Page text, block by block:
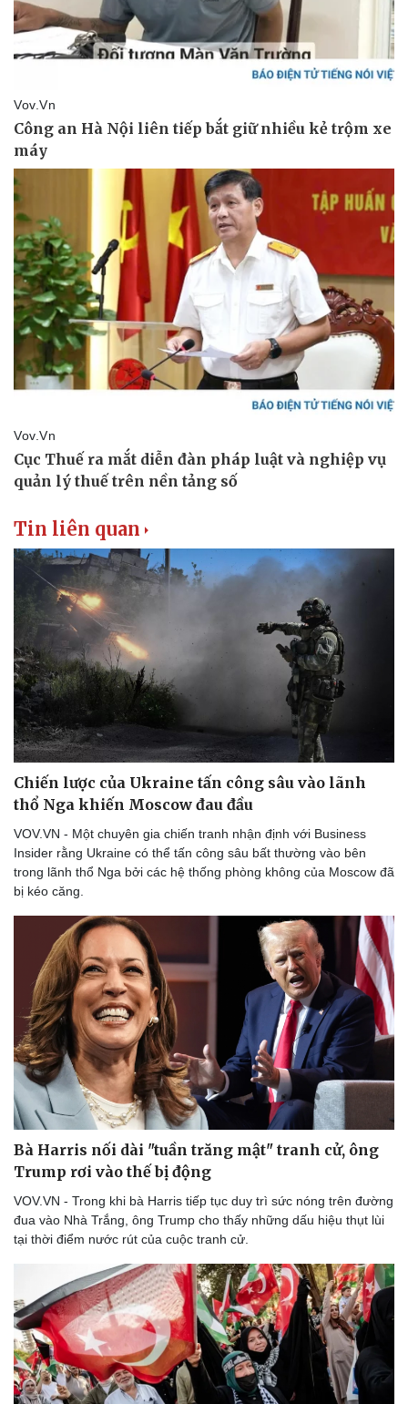
Pháp luật
Tin nóng
Tư vấn luật
Quân sự - Quốc phòng
Việt Nam
Phân tích
Tin liên quan
Chiến lược của Ukraine tấn công sâu vào lãnh
thổ Nga khiến Moscow đau đầu
VOV.VN - Một chuyên gia chiến tranh nhận định với Business
Insider rằng Ukraine có thể tấn công sâu bất thường vào bên
trong lãnh thổ Nga bởi các hệ thống phòng không của Moscow đã
bị kéo căng.
Bà Harris nối dài "tuần trăng mật" tranh cử, ông
Trump rơi vào thế bị động
VOV.VN - Trong khi bà Harris tiếp tục duy trì sức nóng trên đường
đua vào Nhà Trắng, ông Trump cho thấy những dấu hiệu thụt lùi
tại thời điểm nước rút của cuộc tranh cử.